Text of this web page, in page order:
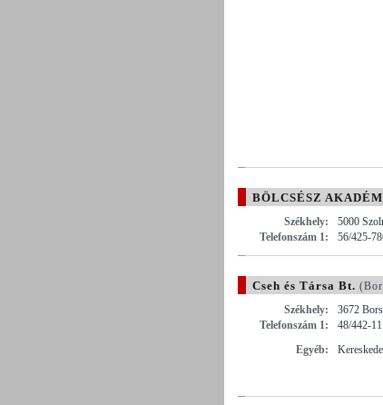
BÖLCSÉSZ
Székhely:
5000
Telefonszám 1:
56/425-
Cseh és Társa Bt.
Székhely:
3672
Telefonszám 1:
48/442-
Egyéb: